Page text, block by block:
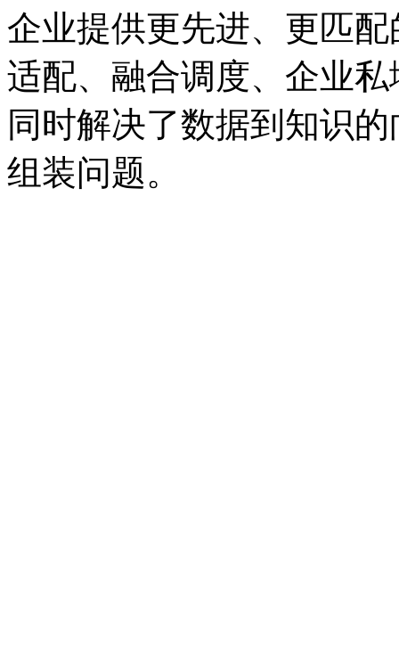
企业提供更先进、更匹
适配、融合调度、企
同时解决了数据到知识
组装问题。